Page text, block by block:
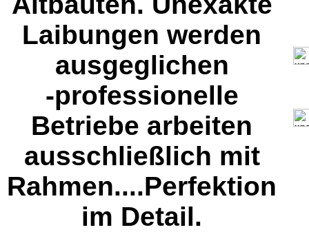
Laibungen werden
ausgeglichen
-professionelle
Betriebe arbeiten
ausschließlich mit
Rahmen....Perfektion
im Detail.